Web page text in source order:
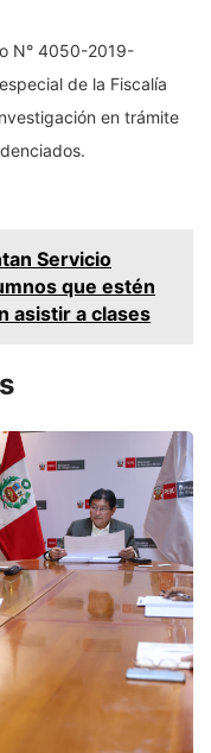
N° 4050-2019-
de la Fiscalía
en trámite
Servicio
que estén
asistir a clases